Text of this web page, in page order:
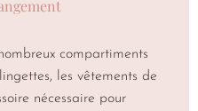
compartiments
les vêtements de
nécessaire pour